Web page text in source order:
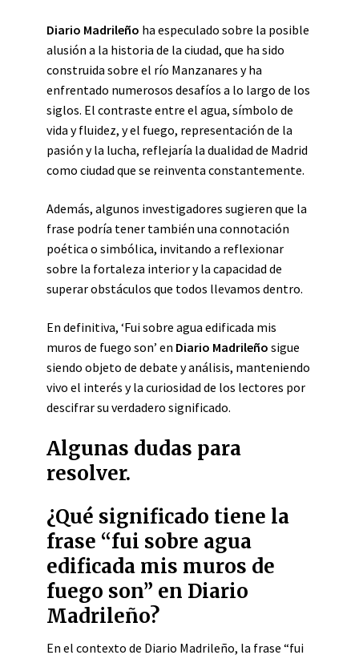
Diario Madrileño ha especulado sobre la posible
alusión a la historia de la ciudad, que ha sido
construida sobre el río Manzanares y ha
enfrentado numerosos desafíos a lo largo de los
siglos. El contraste entre el agua, símbolo de
vida y fluidez, y el fuego, representación de la
pasión y la lucha, reflejaría la dualidad de Madrid
como ciudad que se reinventa constantemente.
Además, algunos investigadores sugieren que la
frase podría tener también una connotación
poética o simbólica, invitando a reflexionar
sobre la fortaleza interior y la capacidad de
superar obstáculos que todos llevamos dentro.
En definitiva, ‘Fui sobre agua edificada mis
muros de fuego son’ en Diario Madrileño sigue
siendo objeto de debate y análisis, manteniendo
vivo el interés y la curiosidad de los lectores por
descifrar su verdadero significado.
Algunas dudas para
resolver.
¿Qué significado tiene la
frase “fui sobre agua
edificada mis muros de
fuego son” en Diario
Madrileño?
En el contexto de Diario Madrileño, la frase “fui